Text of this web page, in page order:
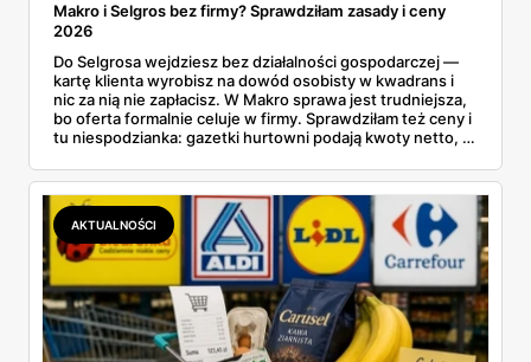
Makro i Selgros bez firmy? Sprawdziłam zasady i ceny
2026
Do Selgrosa wejdziesz bez działalności gospodarczej —
kartę klienta wyrobisz na dowód osobisty w kwadrans i
nic za nią nie zapłacisz. W Makro sprawa jest trudniejsza,
bo oferta formalnie celuje w firmy. Sprawdziłam też ceny i
tu niespodzianka: gazetki hurtowni podają kwoty netto, a
zawsze wygrywa — ta sama kawa ziarnista kosztuje w
Makro ponad dwa razy więcej niż w weekendowej
promocji dyskontu.
AKTUALNOŚCI